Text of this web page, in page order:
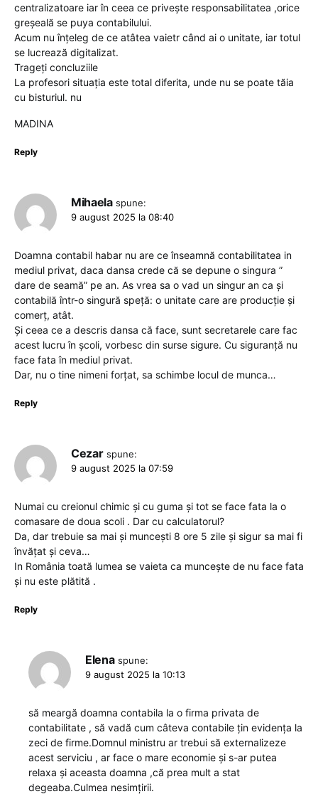
centralizatoare iar în ceea ce privește responsabilitatea ,orice
greșeală se puya contabilului.
Acum nu înțeleg de ce atâtea vaietr când ai o unitate, iar totul
se lucrează digitalizat.
Trageți concluziile
La profesori situația este total diferita, unde nu se poate tăia
cu bisturiul. nu
MADINA
Reply
Mihaela spune:
9 august 2025 la 08:40
Doamna contabil habar nu are ce înseamnă contabilitatea in
mediul privat, daca dansa crede că se depune o singura ”
dare de seamă” pe an. As vrea sa o vad un singur an ca și
contabilă într-o singură speță: o unitate care are producție și
comerț, atât.
Și ceea ce a descris dansa că face, sunt secretarele care fac
acest lucru în școli, vorbesc din surse sigure. Cu siguranță nu
face fata în mediul privat.
Dar, nu o tine nimeni forțat, sa schimbe locul de munca…
Reply
Cezar spune:
9 august 2025 la 07:59
Numai cu creionul chimic și cu guma și tot se face fata la o
comasare de doua scoli . Dar cu calculatorul?
Da, dar trebuie sa mai și muncești 8 ore 5 zile și sigur sa mai fi
învățat și ceva…
In România toată lumea se vaieta ca muncește de nu face fata
și nu este plătită .
Reply
Elena spune:
9 august 2025 la 10:13
să meargă doamna contabila la o firma privata de
contabilitate , să vadă cum câteva contabile țin evidența la
zeci de firme.Domnul ministru ar trebui să externalizeze
acest serviciu , ar face o mare economie și s-ar putea
relaxa și aceasta doamna ,că prea mult a stat
degeaba.Culmea nesimțirii.